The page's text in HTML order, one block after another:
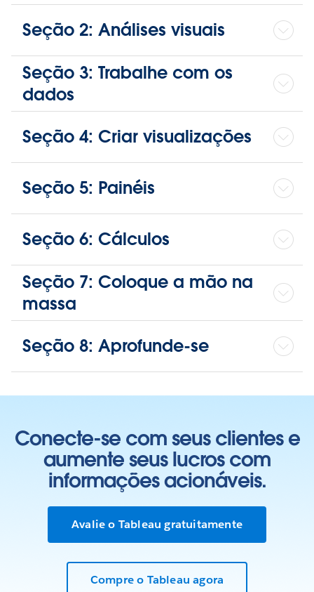
Seção 2: Análises visuais
Seção 3: Trabalhe com os
dados
Seção 4: Criar visualizações
Seção 5: Painéis
Seção 6: Cálculos
Seção 7: Coloque a mão na
massa
Seção 8: Aprofunde-se
Conecte-se com seus clientes e
aumente seus lucros com
informações acionáveis.
Avalie o Tableau gratuitamente
Compre o Tableau agora